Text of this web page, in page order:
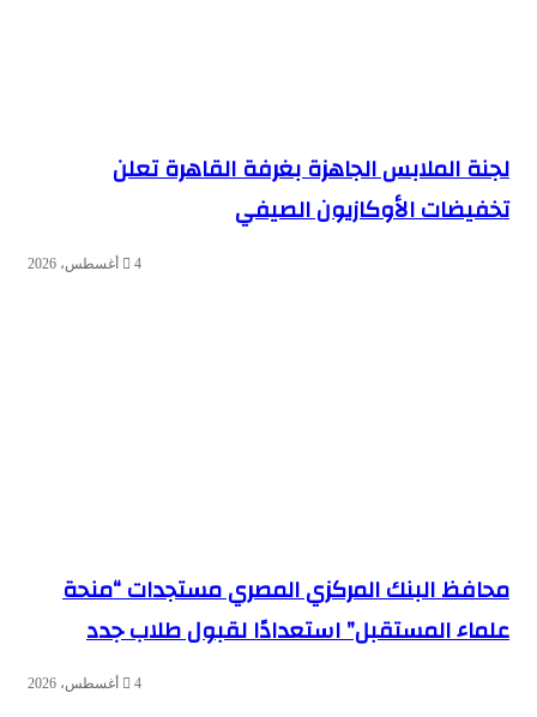
لجنة الملابس الجاهزة بغرفة القاهرة تعلن
تخفيضات الأوكازيون الصيفي
4 أغسطس، 2026
محافظ البنك المركزي المصري مستجدات “منحة
علماء المستقبل” استعدادًا لقبول طلاب جدد
4 أغسطس، 2026